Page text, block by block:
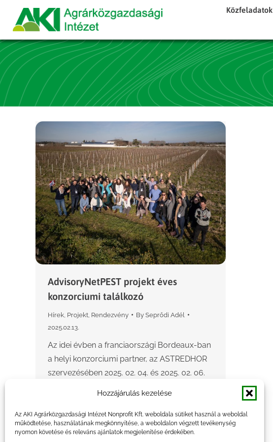
Hozzájárulás kezelése
Az AKI Agrárközgazdasági Intézet Nonprofit Kft. weboldala sütiket használ a weboldal
működtetése, használatának megkönnyítése, a weboldalon végzett tevékenység
nyomon követése és releváns ajánlatok megjelenítése érdekében.
Közfeladatok
AdvisoryNetPEST projekt éves
konzorciumi találkozó
Hírek Projekt Rendezvény By Seprődi Adél
2025.02.13.
Az idei évben a franciaországi Bordeaux-ban
a helyi konzorciumi partner, az ASTREDHOR
szervezésében 2025. 02. 04. és 2025. 02. 06.
Horizon Europe projekt éves konzorciumi…